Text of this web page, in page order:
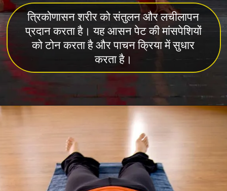
त्रिकोणासन शरीर को संतुलन और लचीलापन
प्रदान करता है। यह आसन पेट की मांसपेशियों
को टोन करता है और पाचन क्रिया में सुधार
करता है।